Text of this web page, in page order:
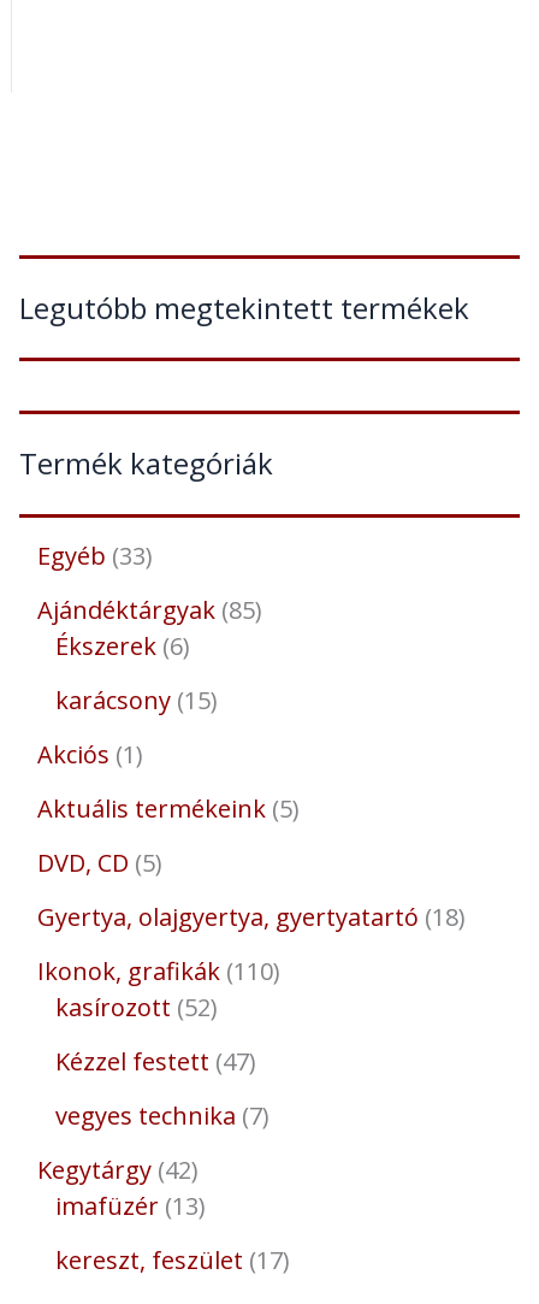
Legutóbb megtekintett termékek
Termék kategóriák
Egyéb 33
Ajándéktárgyak 85
Ékszerek 6
karácsony 15
Akciós 1
Aktuális termékeink 5
DVD, CD 5
Gyertya, olajgyertya, gyertyatartó 18
Ikonok, grafikák 110
kasírozott 52
Kézzel festett 47
vegyes technika 7
Kegytárgy 42
imafüzér 13
kereszt, feszület 17